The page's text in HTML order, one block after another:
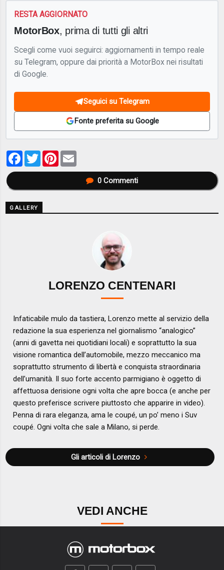
RESTA AGGIORNATO
MotorBox, prima di tutti gli altri
Scegli come vuoi seguirci: aggiornamenti in tempo reale
su Telegram, oppure dai priorità a MotorBox nei risultati
di Google.
Seguici su Telegram
Fonte preferita su Google
Facebook
TwitterPinterest
0Commenti
GALLERY
LORENZO CENTENARI
Infaticabile mulo da tastiera, Lorenzo mette al servizio della
redazione la sua esperienza nel giornalismo “analogico”
(anni di gavetta nei quotidiani locali) e soprattutto la sua
visione romantica dell’automobile, mezzo meccanico ma
soprattutto strumento di libertà e conquista straordinaria
dell’umanità. Il suo forte accento parmigiano è oggetto di
affettuosa derisione ogni volta che apre bocca (e anche per
questo preferisce scrivere piuttosto che apparire in video).
Penna di rara eleganza, ama le coupé, un po’ meno i Suv
coupé. Ogni volta che sale a Milano, si perde.
Gli articoli di Lorenzo
VEDI ANCHE